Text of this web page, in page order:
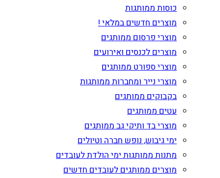
כוסות ממותגות
מוצרים חדשים במלאי !
מוצרי פרסום ממותגים
מוצרים לכנסים ואירועים
מוצרי ספורט ממותגים
מוצרי נייר ומחברות ממותגות
בקבוקים ממותגים
עטים ממותגים
מוצרי בד ותיקי גב ממותגים
ימי גיבוש, נופש חברה וטיולים
מתנות ממותגות ימי הולדת לעובדים
מוצרים ממותגים לעובדים חדשים